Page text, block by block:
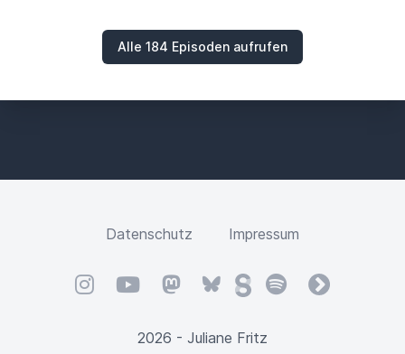
Alle 184 Episoden aufrufen
Datenschutz Impressum
InstagramYouTubeMastodonBlueskySteadySpotifyfyyd
2026 - Juliane Fritz